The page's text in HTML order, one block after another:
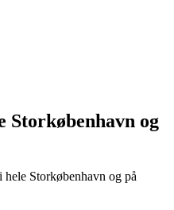
Storkøbenhavn og
Storkøbenhavn og på